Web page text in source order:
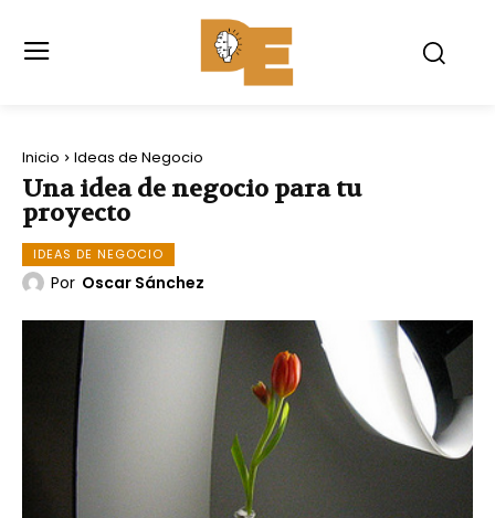
Inicio Ideas de Negocio
Una idea de negocio para tu
proyecto
IDEAS DE NEGOCIO
Por Oscar Sánchez